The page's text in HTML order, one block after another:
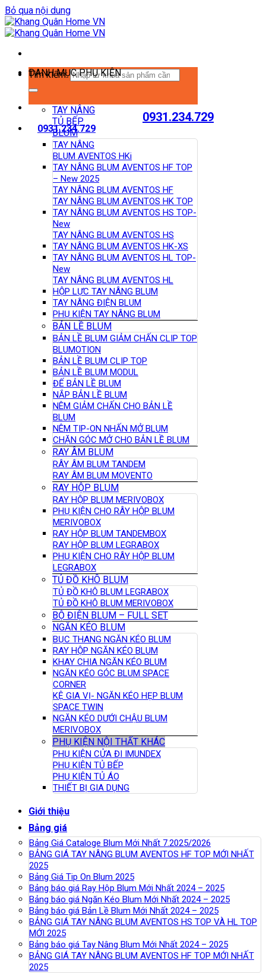
Bỏ qua nội dung
Tìm kiếm:
0931.234.729
0931.234.729
DANH MỤC PHỤ KIỆN
TAY NÂNG
TỦ BẾP
BLUM
TAY NÂNG
BLUM AVENTOS HKi
TAY NÂNG BLUM AVENTOS HF TOP
– New 2025
TAY NÂNG BLUM AVENTOS HF
TAY NÂNG BLUM AVENTOS HK TOP
TAY NÂNG BLUM AVENTOS HS TOP-
New
TAY NÂNG BLUM AVENTOS HS
TAY NÂNG BLUM AVENTOS HK-XS
TAY NÂNG BLUM AVENTOS HL TOP-
New
TAY NÂNG BLUM AVENTOS HL
HỘP LỰC TAY NÂNG BLUM
TAY NÂNG ĐIỆN BLUM
PHỤ KIỆN TAY NÂNG BLUM
BẢN LỀ BLUM
BẢN LỀ BLUM GIẢM CHẤN CLIP TOP
BLUMOTION
BẢN LỀ BLUM CLIP TOP
BẢN LỀ BLUM MODUL
ĐẾ BẢN LỀ BLUM
NẮP BẢN LỀ BLUM
NÊM GIẢM CHẤN CHO BẢN LỀ
BLUM
NÊM TIP-ON NHẤN MỞ BLUM
CHẶN GÓC MỞ CHO BẢN LỀ BLUM
RAY ÂM BLUM
RÂY ÂM BLUM TANDEM
RAY ÂM BLUM MOVENTO
RAY HỘP BLUM
RAY HỘP BLUM MERIVOBOX
PHỤ KIỆN CHO RÂY HỘP BLUM
MERIVOBOX
RAY HỘP BLUM TANDEMBOX
RAY HỘP BLUM LEGRABOX
PHỤ KIỆN CHO RÂY HỘP BLUM
LEGRABOX
TỦ ĐỒ KHÔ BLUM
TỦ ĐỒ KHÔ BLUM LEGRABOX
TỦ ĐỒ KHÔ BLUM MERIVOBOX
BỘ ĐIỆN BLUM – FULL SET
NGĂN KÉO BLUM
BỤC THANG NGĂN KÉO BLUM
RAY HỘP NGĂN KÉO BLUM
KHAY CHIA NGĂN KÉO BLUM
NGĂN KÉO GÓC BLUM SPACE
CORNER
KỆ GIA VỊ- NGĂN KÉO HẸP BLUM
SPACE TWIN
NGĂN KÉO DƯỚI CHẬU BLUM
MERIVOBOX
PHỤ KIỆN NỘI THẤT KHÁC
PHỤ KIỆN CỬA ĐI IMUNDEX
PHỤ KIỆN TỦ BẾP
PHỤ KIỆN TỦ ÁO
THIẾT BỊ GIA DỤNG
Giới thiệu
Bảng giá
Bảng Giá Cataloge Blum Mới Nhất 7.2025/2026
BẢNG GIÁ TAY NÂNG BLUM AVENTOS HF TOP MỚI NHẤT
2025
Bảng Giá Tip On Blum 2025
Bảng báo giá Ray Hộp Blum Mới Nhất 2024 – 2025
Bảng báo giá Ngăn Kéo Blum Mới Nhất 2024 – 2025
Bảng báo giá Bản Lề Blum Mới Nhất 2024 – 2025
BẢNG GIÁ TAY NÂNG BLUM AVENTOS HS TOP VÀ HL TOP
MỚI 2025
Bảng báo giá Tay Nâng Blum Mới Nhất 2024 – 2025
BẢNG GIÁ TAY NÂNG BLUM AVENTOS HF TOP MỚI NHẤT
2025